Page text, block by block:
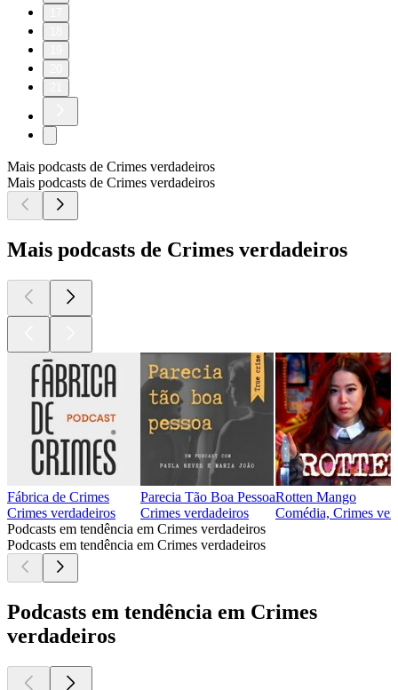
Mais podcasts de Crimes verdadeiros
Mais podcasts de Crimes verdadeiros
Mais podcasts de Crimes verdadeiros
Fábrica de Crimes
Crimes verdadeiros
Parecia Tão Boa Pessoa
Crimes verdadeiros
Rotten Mango
Comédia, Crimes
Podcasts em tendência em Crimes verdadeiros
Podcasts em tendência em Crimes verdadeiros
Podcasts em tendência em Crimes
verdadeiros